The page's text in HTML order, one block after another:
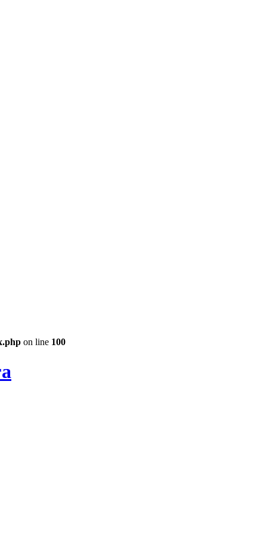
on line 100